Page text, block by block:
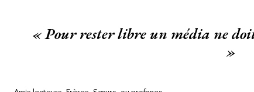
Jean Solis toujours disponibles
« Pour rester libre un média ne doit
»